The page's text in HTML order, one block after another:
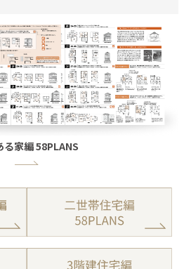
る家編 58PLANS